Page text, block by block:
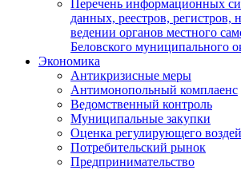
Перечень информационных
данных, реестров, регистров,
ведении органов местного
Беловского муниципального
Экономика
Антикризисные меры
Антимонопольный комплаенс
Ведомственный контроль
Муниципальные закупки
Оценка регулирующего
Потребительский рынок
Предпринимательство